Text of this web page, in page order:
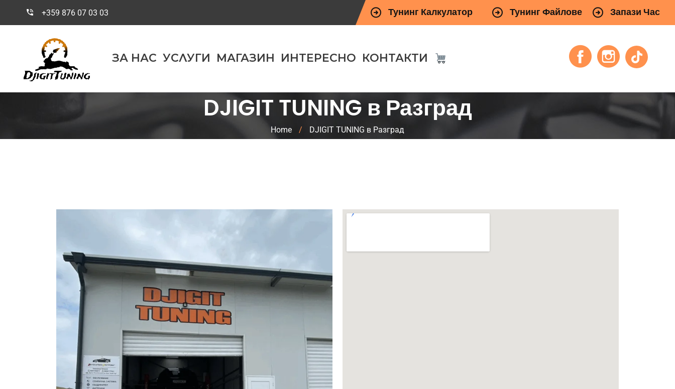
Тунинг Калкулатор Тунинг Файлове Запази Час
+359 876 07 03 03
ЗА НАС УСЛУГИ МАГАЗИН ИНТЕРЕСНО КОНТАКТИ
DJIGIT TUNING в Разград
Home / DJIGIT TUNING в Разград